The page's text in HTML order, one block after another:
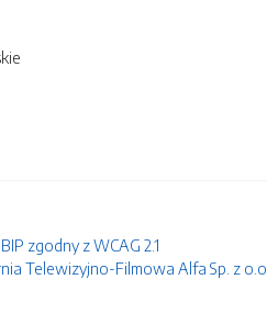
BIP zgodny z WCAG 2.1
Telewizyjno-Filmowa Alfa Sp. z o.o.